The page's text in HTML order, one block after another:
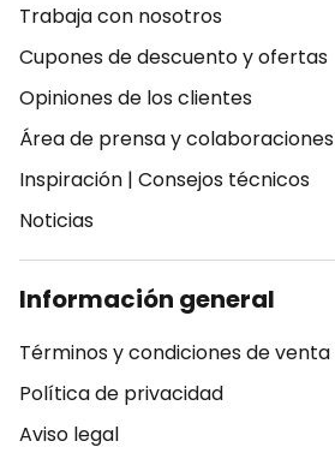
Trabaja con nosotros
Cupones de descuento y ofertas
Opiniones de los clientes
Área de prensa y colaboraciones
Inspiración | Consejos técnicos
Noticias
Información general
Términos y condiciones de venta
Política de privacidad
Aviso legal